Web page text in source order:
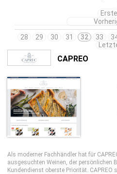
Erste
28
29 30 31 32 33
CAPREO
Als moderner Fachhändler hat für
ausgesuchten Weinen, der persönlichen
Kundendienst oberste Priorität. CAPREO